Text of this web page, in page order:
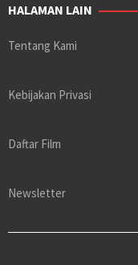
HALAMAN LAIN
Tentang Kami
Kebijakan Privasi
Daftar Film
Newsletter